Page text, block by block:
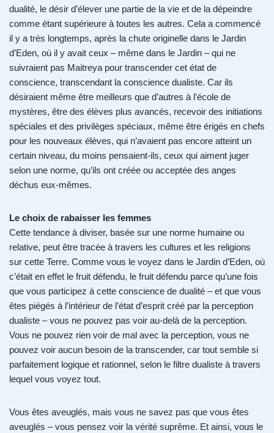
dualité, le désir d’élever une partie de la vie et de la dépeindre
comme étant supérieure à toutes les autres. Cela a commencé
il y a très longtemps, après la chute originelle dans le Jardin
d’Eden, où il y avait ceux – même dans le Jardin – qui ne
suivraient pas Maitreya pour transcender cet état de
conscience, transcendant la conscience dualiste. Car ils
désiraient même être meilleurs que d’autres à l’école de
mystères, être des élèves plus avancés, recevoir des initiations
spéciales et des privilèges spéciaux, même être érigés en chefs
pour les nouveaux élèves, qui n’avaient pas encore atteint un
certain niveau, du moins pensaient-ils, ceux qui aiment juger
selon une norme, qu’ils ont créée ou acceptée des anges
déchus eux-mêmes.
Le choix de rabaisser les femmes
Cette tendance à diviser, basée sur une norme humaine ou
relative, peut être tracée à travers les cultures et les religions
sur cette Terre. Comme vous le voyez dans le Jardin d’Eden, où
c’était en effet le fruit défendu, le fruit défendu parce qu’une fois
que vous participez à cette conscience de dualité – et que vous
êtes piégés à l’intérieur de l’état d’esprit créé par la perception
dualiste – vous ne pouvez pas voir au-delà de la perception.
Vous ne pouvez rien voir de mal avec la perception, vous ne
pouvez voir aucun besoin de la transcender, car tout semble si
parfaitement logique et rationnel, selon le filtre dualiste à travers
lequel vous voyez tout.
Vous êtes aveuglés, mais vous ne savez pas que vous êtes
aveuglés – vous pensez voir la vérité suprême. Et ainsi, vous le